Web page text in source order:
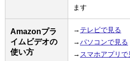
ます
Amazonプラ
イムビデオの
使い方
→ テレビで見る
→パソコンで見る
→ スマホアプリで